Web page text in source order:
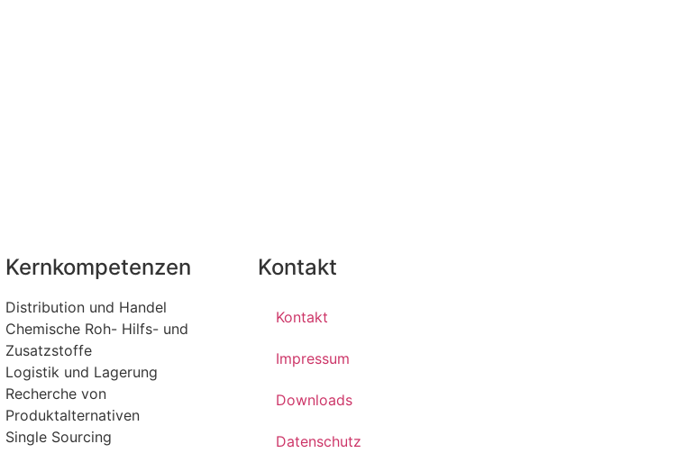
Kernkompetenzen
Distribution und Handel
Chemische Roh- Hilfs- und
Zusatzstoffe
Logistik und Lagerung
Recherche von
Produktalternativen
Single Sourcing
Kontakt
Kontakt
Impressum
Downloads
Datenschutz